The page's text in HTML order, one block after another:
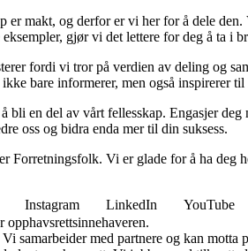
er makt, og derfor er vi her for å dele
gjør vi det lettere for deg å ta i
fordi vi tror på verdien av deling og
bare informerer, men også inspirerer
bli en del av vårt fellesskap. Engasjer
oss og bidra enda mer til din suksess.
Forretningsfolk. Vi er glade for å ha deg
Instagram LinkedIn YouTube
samarbeider med partnere og kan motta